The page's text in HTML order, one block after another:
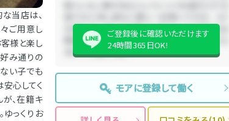
当店は、
ご用意し
様と楽し
み通りの
い子でも
心してく
、在籍キ
ゆっくりお
分前入りしましたが伺った日はヘアメ不在で出
勤時間２０分前から待機でした。 ボーイさんも
女の子も優しく困....
ご登録後に確認いただけます
24時間365日OK!
モアに登録して働く